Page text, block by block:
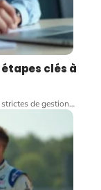
clés à
de gestion…